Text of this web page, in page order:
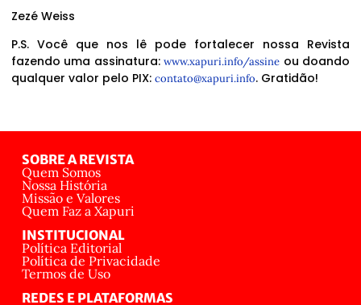
Zezé Weiss
P.S. Você que nos lê pode fortalecer nossa Revista
fazendo uma assinatura:www.xapuri.info/assine ou doando
qualquer valor pelo PIX: contato@xapuri.info. Gratidão!
SOBRE A REVISTA
Quem Somos
Nossa História
Missão e Valores
Quem Faz a Xapuri
INSTITUCIONAL
Política Editorial
Política de Privacidade
Termos de Uso
REDES E PLATAFORMAS